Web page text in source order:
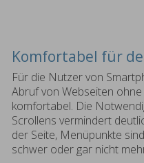
Komfortabel für
Für die Nutzer von
Abruf von Webseiten
komfortabel. Die
Scrollens vermindert
der Seite, Menüpunkte
schwer oder gar nicht